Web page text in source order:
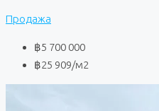
Продажа
฿5 700 000
฿25 909/м2